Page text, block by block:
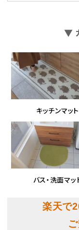
▼
キッチンマット
バス・洗面マッ
楽天で